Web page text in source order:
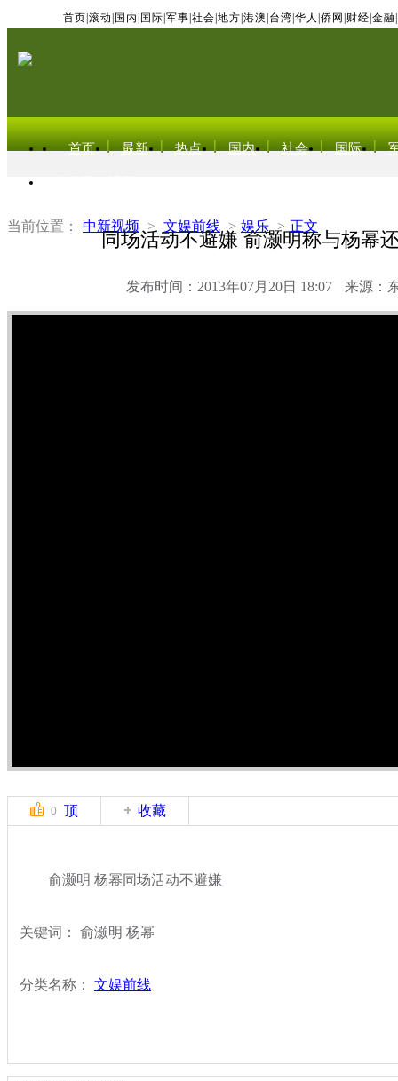
首页 滚动 国内 国际 军事 社会 地方 港澳 台湾 华人 侨网 财经 金融
首页 最新 热点 国内 社会 国际
当前位置： 中新视频 > 文娱前线 > 娱乐 > 正文
同场活动不避嫌 俞灏明称与杨幂
发布时间：2013年07月20日 18:07 来源：
0 顶 收藏
俞灏明 杨幂同场活动不避嫌
关键词： 俞灏明 杨幂
分类名称： 文娱前线